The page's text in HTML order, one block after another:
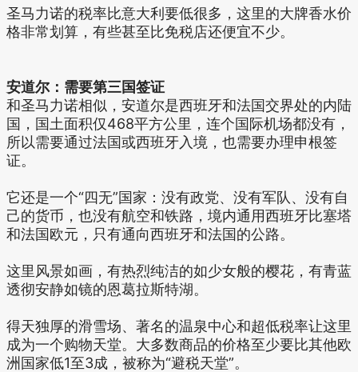
圣马力诺的税率比意大利要低很多，这里的大牌香水价
格非常划算，有些甚至比免税店还便宜不少。
安道尔：需要第三国签证
和圣马力诺相似，安道尔是西班牙和法国交界处的内陆
国，国土面积仅468平方公里，连个国际机场都没有，
所以需要通过法国或西班牙入境，也需要办理申根签
证。
它还是一个“四无”国家：没有政党、没有军队、没有自
己的货币，也没有航空和铁路，境内通用西班牙比塞塔
和法国欧元，只有通向西班牙和法国的公路。
这里风景如画，有热烈纯洁的如少女般的樱花，有青蓝
透彻安静如镜的恩葛拉斯特湖。
得天独厚的滑雪场、著名的温泉中心和超低税率让这里
成为一个购物天堂。大多数商品的价格至少要比其他欧
洲国家低1至3成，被称为“避税天堂”。